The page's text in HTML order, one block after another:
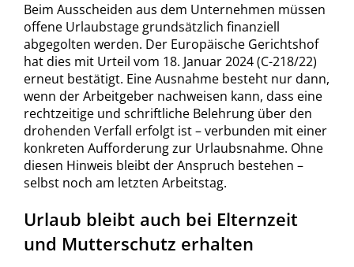
Beim Ausscheiden aus dem Unternehmen müssen
offene Urlaubstage grundsätzlich finanziell
abgegolten werden. Der Europäische Gerichtshof
hat dies mit Urteil vom 18. Januar 2024 (C-218/22)
erneut bestätigt. Eine Ausnahme besteht nur dann,
wenn der Arbeitgeber nachweisen kann, dass eine
rechtzeitige und schriftliche Belehrung über den
drohenden Verfall erfolgt ist – verbunden mit einer
konkreten Aufforderung zur Urlaubsnahme. Ohne
diesen Hinweis bleibt der Anspruch bestehen –
selbst noch am letzten Arbeitstag.
Urlaub bleibt auch bei Elternzeit
und Mutterschutz erhalten